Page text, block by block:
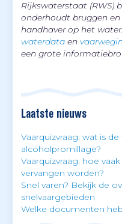
Rijkswaterstaat (RWS)
onderhoudt bruggen
handhaver op het
waterdataen
een grote
Laatste nieuws
Vaarquizvraag: wat is
alcoholpromillage?
Vaarquizvraag: hoe
vervangen worden?
Snel varen? Bekijk de
snelvaargebieden
Welke documenten